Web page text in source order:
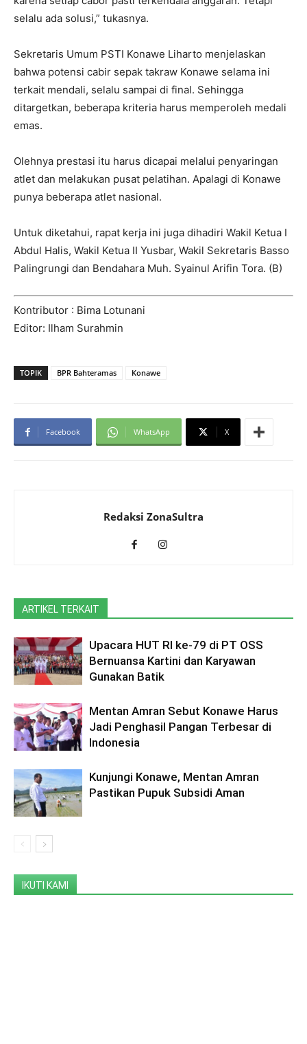
selalu ada solusi,” tukasnya.
Sekretaris Umum PSTI Konawe Liharto menjelaskan
bahwa potensi cabir sepak takraw Konawe selama ini
terkait mendali, selalu sampai di final. Sehingga
ditargetkan, beberapa kriteria harus memperoleh medali
emas.
Olehnya prestasi itu harus dicapai melalui penyaringan
atlet dan melakukan pusat pelatihan. Apalagi di Konawe
punya beberapa atlet nasional.
Untuk diketahui, rapat kerja ini juga dihadiri Wakil Ketua I
Abdul Halis, Wakil Ketua II Yusbar, Wakil Sekretaris Basso
Palingrungi dan Bendahara Muh. Syainul Arifin Tora. (B)
Kontributor : Bima Lotunani
Editor: Ilham Surahmin
TOPIK BPR Bahteramas Konawe
Facebook WhatsApp X
Redaksi ZonaSultra
ARTIKEL TERKAIT
Upacara HUT RI ke-79 di PT OSS
Bernuansa Kartini dan Karyawan
Gunakan Batik
Mentan Amran Sebut Konawe Harus
Jadi Penghasil Pangan Terbesar di
Indonesia
Kunjungi Konawe, Mentan Amran
Pastikan Pupuk Subsidi Aman
IKUTI KAMI